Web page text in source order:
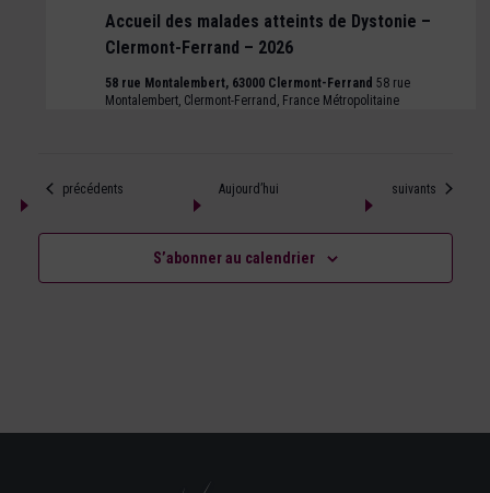
Accueil des malades atteints de Dystonie –
Clermont-Ferrand – 2026
58 rue Montalembert, 63000 Clermont-Ferrand 58 rue
Montalembert, Clermont-Ferrand, France Métropolitaine
Évènements
précédents Aujourd’hui Évènements
suivants
S’abonner au calendrier